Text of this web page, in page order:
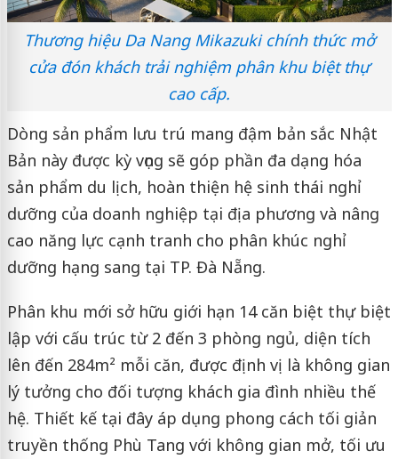
Thương hiệu Da Nang Mikazuki chính thức mở
cửa đón khách trải nghiệm phân khu biệt thự
cao cấp.
Dòng sản phẩm lưu trú mang đậm bản sắc Nhật
Bản này được kỳ vọng sẽ góp phần đa dạng hóa
sản phẩm du lịch, hoàn thiện hệ sinh thái nghỉ
dưỡng của doanh nghiệp tại địa phương và nâng
cao năng lực cạnh tranh cho phân khúc nghỉ
dưỡng hạng sang tại TP. Đà Nẵng.
Phân khu mới sở hữu giới hạn 14 căn biệt thự biệt
lập với cấu trúc từ 2 đến 3 phòng ngủ, diện tích
lên đến 284m² mỗi căn, được định vị là không gian
lý tưởng cho đối tượng khách gia đình nhiều thế
hệ. Thiết kế tại đây áp dụng phong cách tối giản
truyền thống Phù Tang với không gian mở, tối ưu